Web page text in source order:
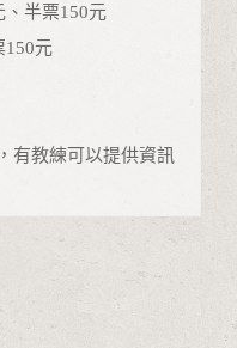
、半票150元
150元
有教練可以提供資訊